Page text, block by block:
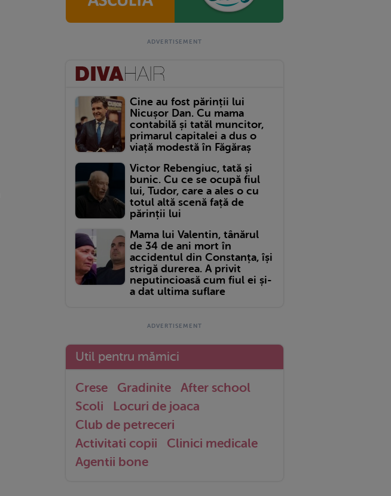
Cine au fost părinții lui
Nicușor Dan. Cu mama
contabilă și tatăl muncitor,
primarul capitalei a dus o
viață modestă în Făgăraș
Victor Rebengiuc, tată și
bunic. Cu ce se ocupă fiul
lui, Tudor, care a ales o cu
totul altă scenă față de
părinții lui
Mama lui Valentin, tânărul
de 34 de ani mort în
accidentul din Constanța, își
strigă durerea. A privit
neputincioasă cum fiul ei și-
a dat ultima suflare
Util pentru mămici
Crese Gradinite
After school
Scoli
Locuri de joaca
Club de petreceri
Activitati copii
Clinici medicale
Agentii bone